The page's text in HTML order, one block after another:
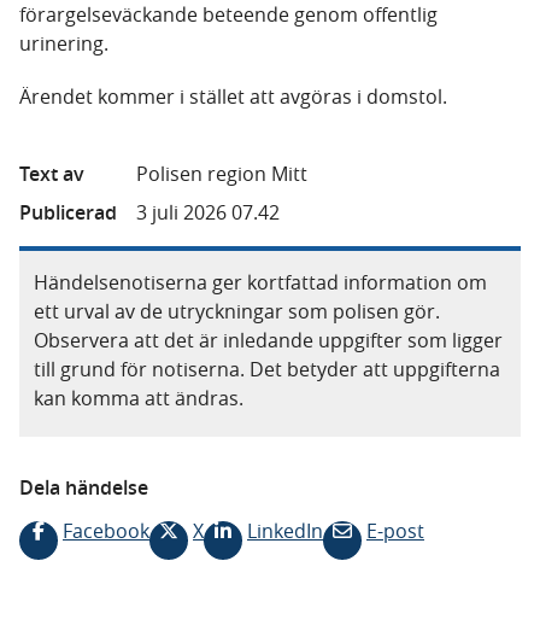
förargelseväckande beteende genom offentlig
urinering.
Ärendet kommer i stället att avgöras i domstol.
Text av
Polisen region Mitt
Publicerad
3 juli 2026 07.42
Händelsenotiserna ger kortfattad information om
ett urval av de utryckningar som polisen gör.
Observera att det är inledande uppgifter som ligger
till grund för notiserna. Det betyder att uppgifterna
kan komma att ändras.
Dela händelse
Facebook
X LinkedIn E-post